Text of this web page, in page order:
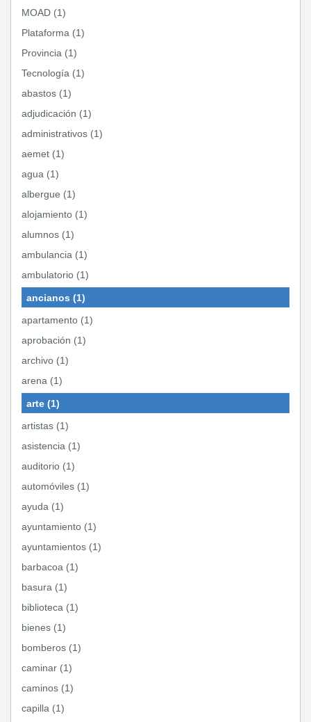
MOAD (1)
Plataforma (1)
Provincia (1)
Tecnología (1)
abastos (1)
adjudicación (1)
administrativos (1)
aemet (1)
agua (1)
albergue (1)
alojamiento (1)
alumnos (1)
ambulancia (1)
ambulatorio (1)
ancianos (1)
apartamento (1)
aprobación (1)
archivo (1)
arena (1)
arte (1)
artistas (1)
asistencia (1)
auditorio (1)
automóviles (1)
ayuda (1)
ayuntamiento (1)
ayuntamientos (1)
barbacoa (1)
basura (1)
biblioteca (1)
bienes (1)
bomberos (1)
caminar (1)
caminos (1)
capilla (1)